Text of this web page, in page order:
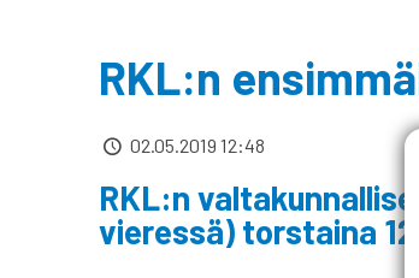
RKL:n
02.05.2019 12:48
RKL:n
vieressä) torstaina